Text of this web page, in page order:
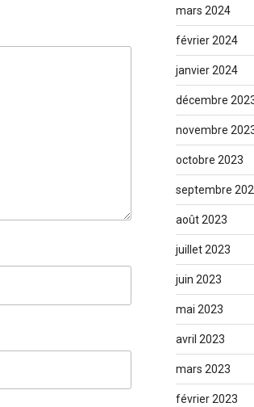
mars 2024
février 2024
janvier 2024
décembre
novembre
octobre 2023
septembre
août 2023
juillet 2023
juin 2023
mai 2023
avril 2023
mars 2023
février 2023